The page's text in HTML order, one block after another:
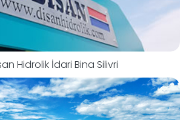
Hidrolik İdari Bina Silivri